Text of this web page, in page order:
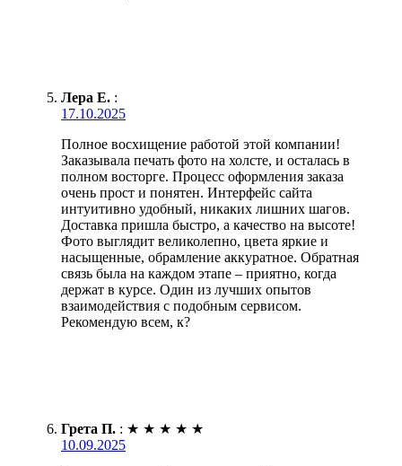
Лера Е. :
17.10.2025
Полное восхищение работой этой компании!
Заказывала печать фото на холсте, и осталась в
полном восторге. Процесс оформления заказа
очень прост и понятен. Интерфейс сайта
интуитивно удобный, никаких лишних шагов.
Доставка пришла быстро, а качество на высоте!
Фото выглядит великолепно, цвета яркие и
насыщенные, обрамление аккуратное. Обратная
связь была на каждом этапе – приятно, когда
держат в курсе. Один из лучших опытов
взаимодействия с подобным сервисом.
Рекомендую всем, к?
Грета П. : ★ ★ ★ ★ ★
10.09.2025